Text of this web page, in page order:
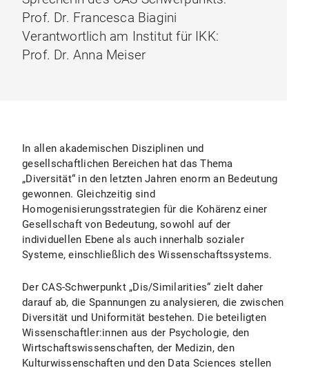
Prof. Dr. Francesca Biagini
Verantwortlich am Institut für IKK:
Prof. Dr. Anna Meiser
In allen akademischen Disziplinen und
gesellschaftlichen Bereichen hat das Thema
„Diversität“ in den letzten Jahren enorm an Bedeutung
gewonnen. Gleichzeitig sind
Homogenisierungsstrategien für die Kohärenz einer
Gesellschaft von Bedeutung, sowohl auf der
individuellen Ebene als auch innerhalb sozialer
Systeme, einschließlich des Wissenschaftssystems.
Der CAS-Schwerpunkt „Dis/Similarities“ zielt daher
darauf ab, die Spannungen zu analysieren, die zwischen
Diversität und Uniformität bestehen. Die beteiligten
Wissenschaftler:innen aus der Psychologie, den
Wirtschaftswissenschaften, der Medizin, den
Kulturwissenschaften und den Data Sciences stellen